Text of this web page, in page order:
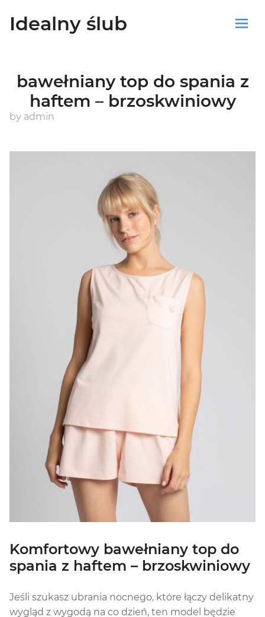
Idealny ślub
Blog
Koszyk
bawełniany top do spania z
haftem – brzoskwiniowy
by admin
Komfortowy bawełniany top do
spania z haftem – brzoskwiniowy
Jeśli szukasz ubrania nocnego, które łączy delikatny
wygląd z wygodą na co dzień, ten model będzie